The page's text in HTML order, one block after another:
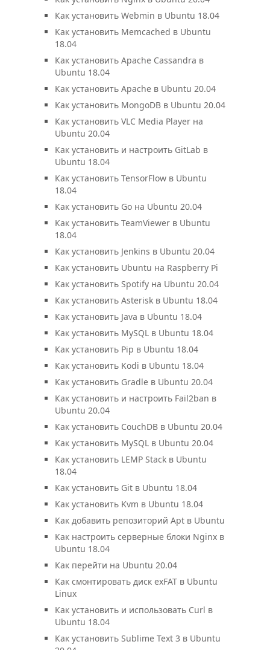
Как установить Webmin в Ubuntu 18.04
Как установить Memcached в Ubuntu
18.04
Как установить Apache Cassandra в
Ubuntu 18.04
Как установить Apache в Ubuntu 20.04
Как установить MongoDB в Ubuntu 20.04
Как установить VLC Media Player на
Ubuntu 20.04
Как установить и настроить GitLab в
Ubuntu 18.04
Как установить TensorFlow в Ubuntu
18.04
Как установить Go на Ubuntu 20.04
Как установить TeamViewer в Ubuntu
18.04
Как установить Jenkins в Ubuntu 20.04
Как установить Ubuntu на Raspberry Pi
Как установить Spotify на Ubuntu 20.04
Как установить Asterisk в Ubuntu 18.04
Как установить Java в Ubuntu 18.04
Как установить MySQL в Ubuntu 18.04
Как установить Pip в Ubuntu 18.04
Как установить Kodi в Ubuntu 18.04
Как установить Gradle в Ubuntu 20.04
Как установить и настроить Fail2ban в
Ubuntu 20.04
Как установить CouchDB в Ubuntu 20.04
Как установить MySQL в Ubuntu 20.04
Как установить LEMP Stack в Ubuntu
18.04
Как установить Git в Ubuntu 18.04
Как установить Kvm в Ubuntu 18.04
Как добавить репозиторий Apt в Ubuntu
Как настроить серверные блоки Nginx в
Ubuntu 18.04
Как перейти на Ubuntu 20.04
Как смонтировать диск exFAT в Ubuntu
Linux
Как установить и использовать Curl в
Ubuntu 18.04
Как установить Sublime Text 3 в Ubuntu